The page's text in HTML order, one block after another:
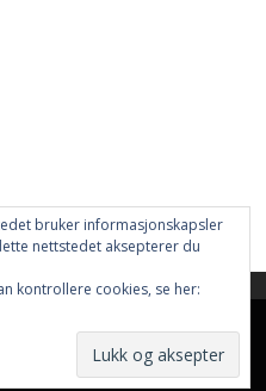
Aktiviteter
Informasjon
to browse the site, you are
Learn more
bruker informasjonskapsler
nettstedet aksepterer du
kontrollere cookies, se her: